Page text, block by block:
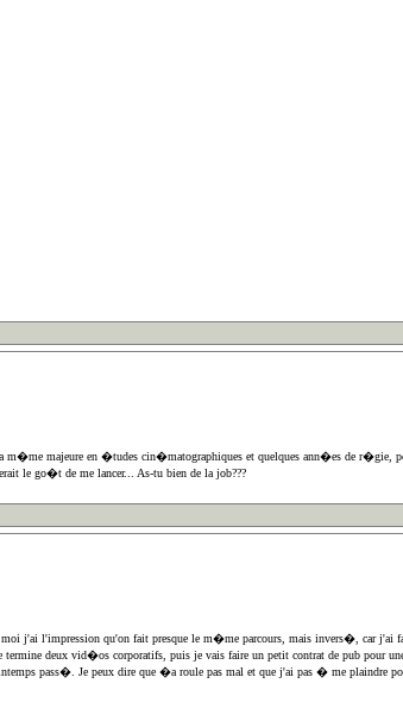
majeure en �tudes cin�matographiques et quelques ann�es de r�gie,
le go�t de me lancer... As-tu bien de la job???
j'ai l'impression qu'on fait presque le m�me parcours, mais invers�, car j'ai
deux vid�os corporatifs, puis je vais faire un petit contrat de pub pour une
pass�. Je peux dire que �a roule pas mal et que j'ai pas � me plaindre